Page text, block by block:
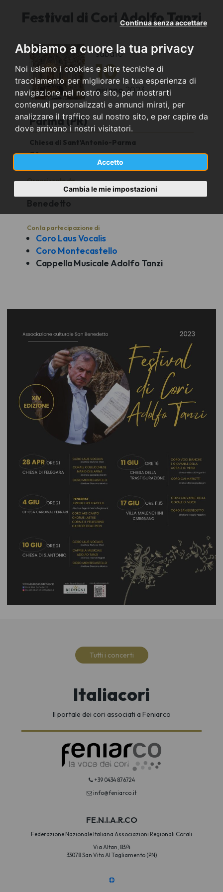
Abbiamo a cuore la tua privacy
Noi usiamo i cookies e altre tecniche di
tracciamento per migliorare la tua esperienza di
navigazione nel nostro sito, per mostrarti
contenuti personalizzati e annunci mirati, per
analizzare il traffico sul nostro sito, e per capire da
dove arrivano i nostri visitatori.
Accetto
Continua senza accettare
Cambia le mie impostazioni
Festival di Cori Adolfo Tanzi
sabato
10
giugno2023
Parma (PR)
Chiesa di Sant'Antonio-Parma
21
Organizzato da
Associazione culturale San
Benedetto
Con la partecipazione di
Coro Laus Vocalis
Coro Montecastello
Cappella Musicale Adolfo Tanzi
Tutti i concerti
Italiacori
Il portale dei cori associati a Feniarco
+39 0434 876724
info@feniarco.it
FE.N.I.A.R.CO
Federazione Nazionale Italiana Associazioni Regionali Corali
Via Altan, 83/4
33078 San Vito Al Tagliamento (PN)